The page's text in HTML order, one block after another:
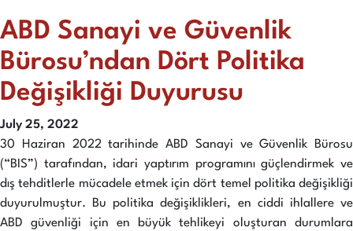
ABD Sanayi ve Güvenlik
Bürosu’ndan Dört Politika
Değişikliği Duyurusu
July 25, 2022
30 Haziran 2022 tarihinde ABD Sanayi ve Güvenlik Bürosu
(“BIS”) tarafından, idari yaptırım programını güçlendirmek ve
dış tehditlerle mücadele etmek için dört temel politika değişikliği
duyurulmuştur. Bu politika değişiklikleri, en ciddi ihlallere ve
ABD güvenliği için en büyük tehlikeyi oluşturan durumlara